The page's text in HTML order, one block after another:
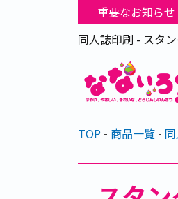
重要なお知らせ
同人誌印刷 - スタ
TOP 商品一覧